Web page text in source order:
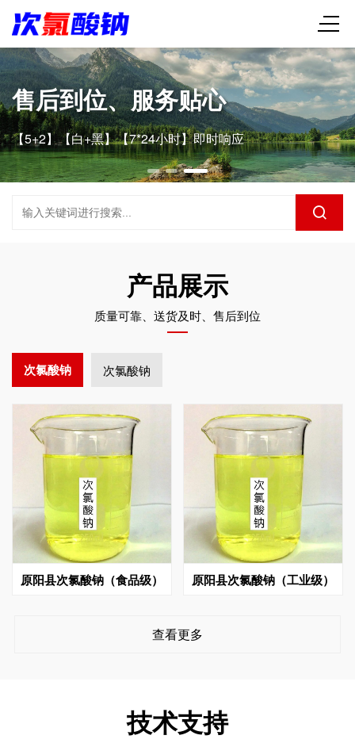
【次氯酸钠】源头直供
专业经验，值得信赖
产品展示
质量可靠、送货及时、售后到位
次氯酸钠 次氯酸钠
原阳县次氯酸钠（食品级） 原阳县次氯酸钠（工业级）
查看更多
技术支持